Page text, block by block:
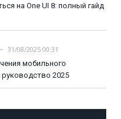
на One UI 8: полный гайд
31/08/2025 00:31
мобильного
руководство 2025